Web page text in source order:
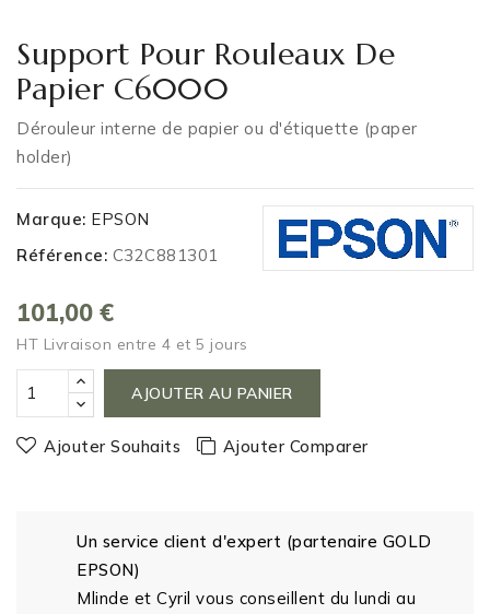
Support Pour Rouleaux De
Papier C6000
Dérouleur interne de papier ou d'étiquette (paper
holder)
Marque: EPSON
Référence: C32C881301
101,00 €
HT Livraison entre 4 et 5 jours
AJOUTER AU PANIER
Ajouter Souhaits Ajouter Comparer
Un service client d'expert (partenaire GOLD
EPSON)
Mlinde et Cyril vous conseillent du lundi au